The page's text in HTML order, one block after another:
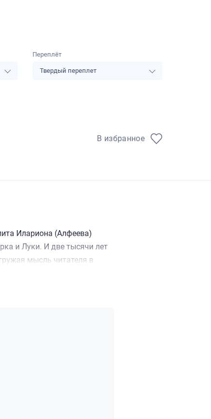
Переплёт
Твердый переплет
В избранное
Илариона (Алфеева)
и Луки. И две тысячи лет
мысль читателя в